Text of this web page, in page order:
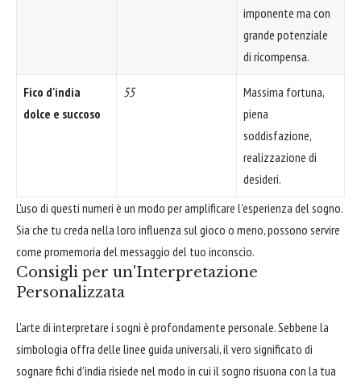
imponente ma con
grande potenziale
di ricompensa.
Fico d'india
dolce e succoso
55
Massima fortuna,
piena
soddisfazione,
realizzazione di
desideri.
L'uso di questi numeri è un modo per amplificare l'esperienza del sogno.
Sia che tu creda nella loro influenza sul gioco o meno, possono servire
come promemoria del messaggio del tuo inconscio.
Consigli per un'Interpretazione
Personalizzata
L'arte di interpretare i sogni è profondamente personale. Sebbene la
simbologia offra delle linee guida universali, il vero significato di
sognare fichi d'india risiede nel modo in cui il sogno risuona con la tua